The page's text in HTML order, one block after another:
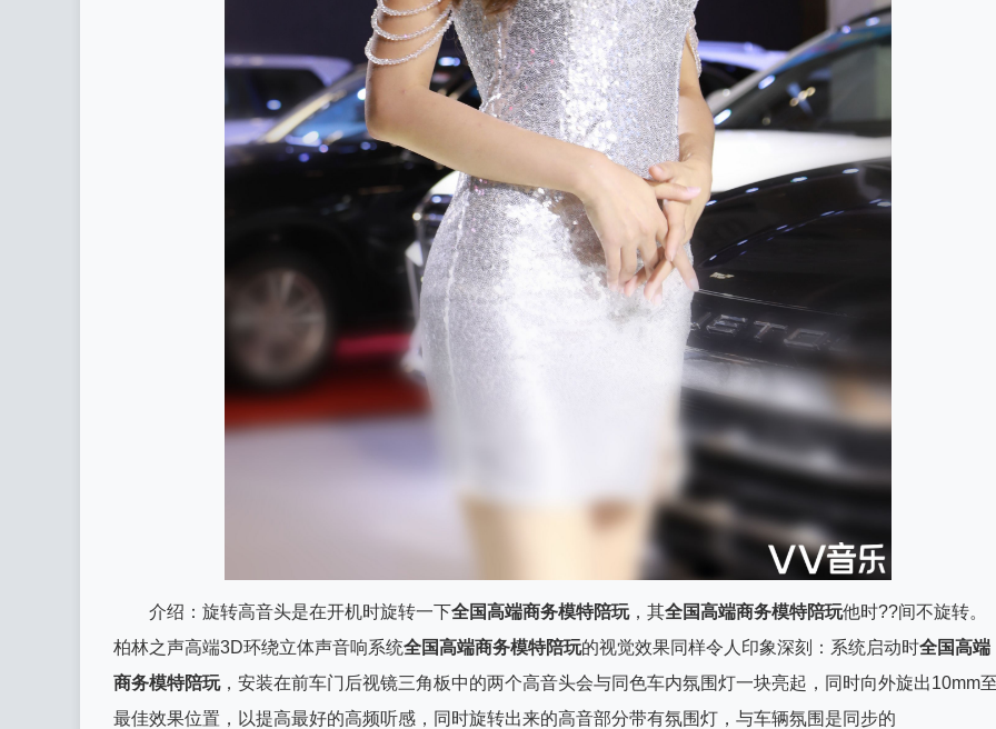
介绍：旋转高音头是在开机时旋转一下全国高端商务模特陪玩，其全国高端商务模特陪玩他时??间不旋转。
柏林之声高端3D环绕立体声音响系统全国高端商务模特陪玩的视觉效果同样令人印象深刻：系统启动时全国高端
商务模特陪玩，安装在前车门后视镜三角板中的两个高音头会与同色车内氛围灯一块亮起，同时向外旋出10mm
最佳效果位置，以提高最好的高频听感，同时旋转出来的高音部分带有氛围灯，与车辆氛围是同步的